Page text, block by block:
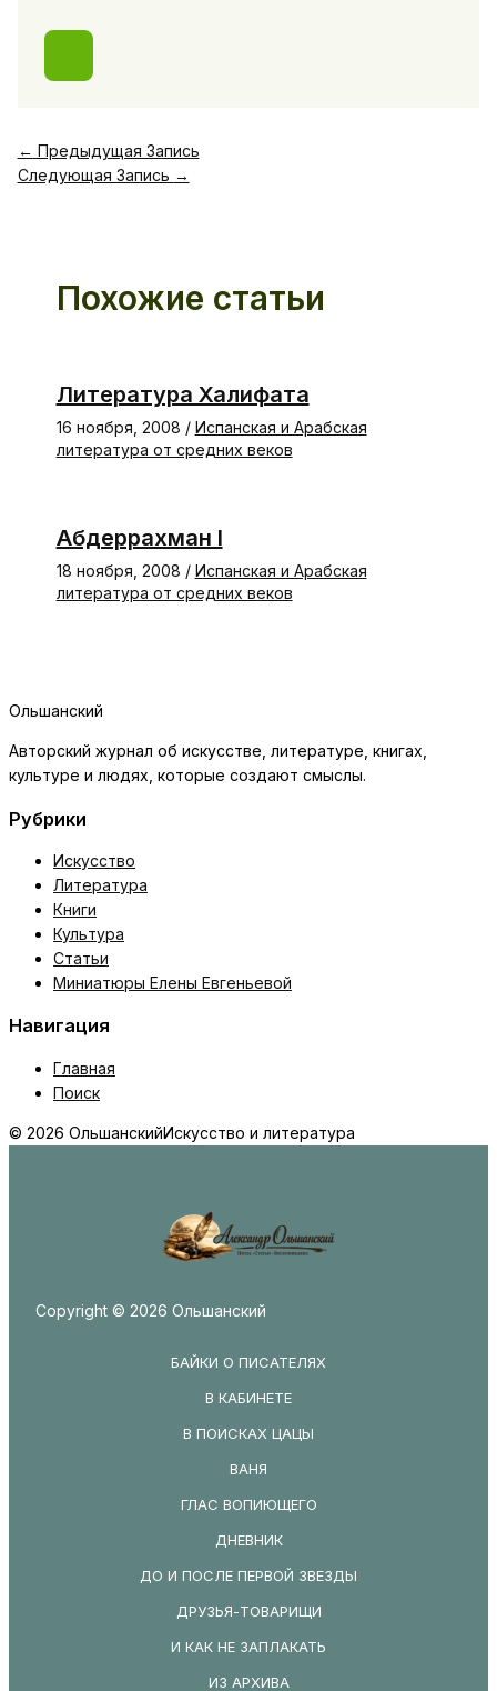
← Предыдущая Запись
Следующая Запись →
Похожие статьи
Литература Халифата
16 ноября, 2008 / Испанская и Арабская
литература от средних веков
Абдеррахман I
18 ноября, 2008 / Испанская и Арабская
литература от средних веков
Ольшанский
Авторский журнал об искусстве, литературе, книгах,
культуре и людях, которые создают смыслы.
Рубрики
Искусство
Литература
Книги
Культура
Статьи
Миниатюры Елены Евгеньевой
Навигация
Главная
Поиск
© 2026 ОльшанскийИскусство и литература
Copyright © 2026 Ольшанский
БАЙКИ О ПИСАТЕЛЯХ
В КАБИНЕТЕ
В ПОИСКАХ ЦАЦЫ
ВАНЯ
ГЛАС ВОПИЮЩЕГО
ДНЕВНИК
ДО И ПОСЛЕ ПЕРВОЙ ЗВЕЗДЫ
ДРУЗЬЯ-ТОВАРИЩИ
И КАК НЕ ЗАПЛАКАТЬ
ИЗ АРХИВА